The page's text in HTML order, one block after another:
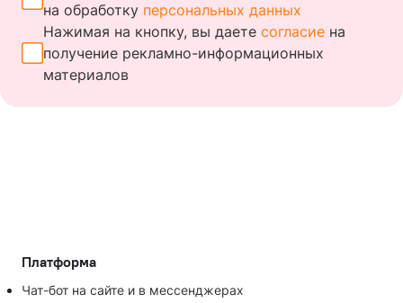
на обработку персональных данных
Нажимая на кнопку, вы даете согласие на
получение рекламно-информационных
материалов
Платформа
Чат-бот на сайте и в мессенджерах